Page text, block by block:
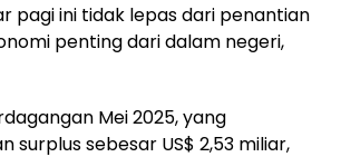
pagi ini tidak lepas dari penantian
penting dari dalam negeri,
Mei 2025, yang
surplus sebesar US$ 2,53 miliar,